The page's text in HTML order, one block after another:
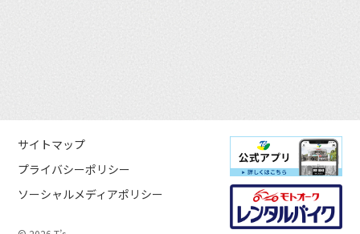
サイトマップ
プライバシーポリシー
ソーシャルメディアポリシー